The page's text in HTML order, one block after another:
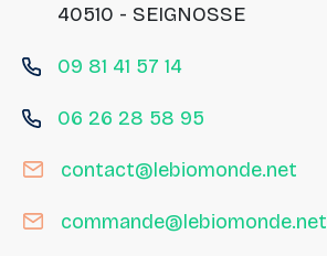
40510 - SEIGNOSSE
09 81 41 57 14
06 26 28 58 95
contact@lebiomonde.net
commande@lebiomonde.net